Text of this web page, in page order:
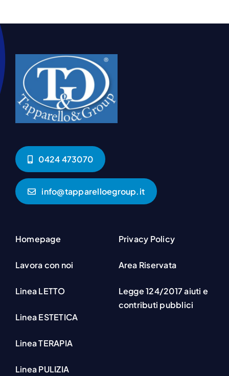
0424 473070
info@tapparelloegroup.it
Homepage
Lavora con noi
Linea LETTO
Linea ESTETICA
Linea TERAPIA
Linea PULIZIA
Privacy Policy
Area Riservata
Legge 124/2017 aiuti e
contributi pubblici